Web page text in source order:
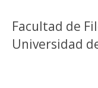
Facultad de
Universidad